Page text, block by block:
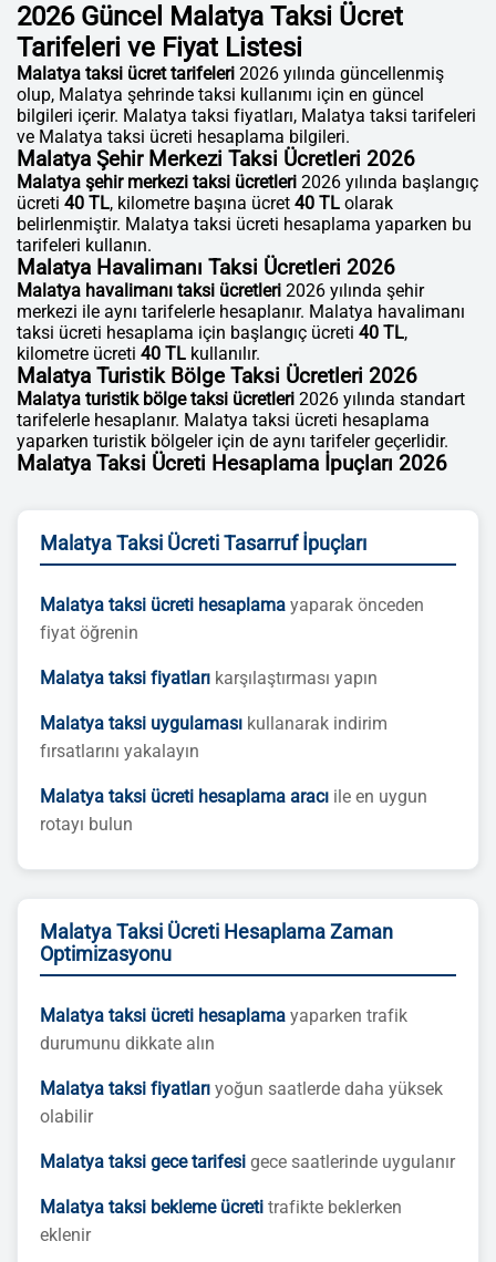
2026 Güncel Malatya Taksi Ücret
Tarifeleri ve Fiyat Listesi
Malatya taksi ücret tarifeleri 2026 yılında güncellenmiş
olup, Malatya şehrinde taksi kullanımı için en güncel
bilgileri içerir. Malatya taksi fiyatları, Malatya taksi tarifeleri
ve Malatya taksi ücreti hesaplama bilgileri.
Malatya Şehir Merkezi Taksi Ücretleri 2026
Malatya şehir merkezi taksi ücretleri 2026 yılında başlangıç
ücreti 40 TL, kilometre başına ücret 40 TL olarak
belirlenmiştir. Malatya taksi ücreti hesaplama yaparken bu
tarifeleri kullanın.
Malatya Havalimanı Taksi Ücretleri 2026
Malatya havalimanı taksi ücretleri 2026 yılında şehir
merkezi ile aynı tarifelerle hesaplanır. Malatya havalimanı
taksi ücreti hesaplama için başlangıç ücreti 40 TL,
kilometre ücreti 40 TL kullanılır.
Malatya Turistik Bölge Taksi Ücretleri 2026
Malatya turistik bölge taksi ücretleri 2026 yılında standart
tarifelerle hesaplanır. Malatya taksi ücreti hesaplama
yaparken turistik bölgeler için de aynı tarifeler geçerlidir.
Malatya Taksi Ücreti Hesaplama İpuçları 2026
Malatya Taksi Ücreti Tasarruf İpuçları
Malatya taksi ücreti hesaplama yaparak önceden
fiyat öğrenin
Malatya taksi fiyatları karşılaştırması yapın
Malatya taksi uygulaması kullanarak indirim
fırsatlarını yakalayın
Malatya taksi ücreti hesaplama aracı ile en uygun
rotayı bulun
Malatya Taksi Ücreti Hesaplama Zaman
Optimizasyonu
Malatya taksi ücreti hesaplama yaparken trafik
durumunu dikkate alın
Malatya taksi fiyatları yoğun saatlerde daha yüksek
olabilir
Malatya taksi gece tarifesi gece saatlerinde uygulanır
Malatya taksi bekleme ücreti trafikte beklerken
eklenir